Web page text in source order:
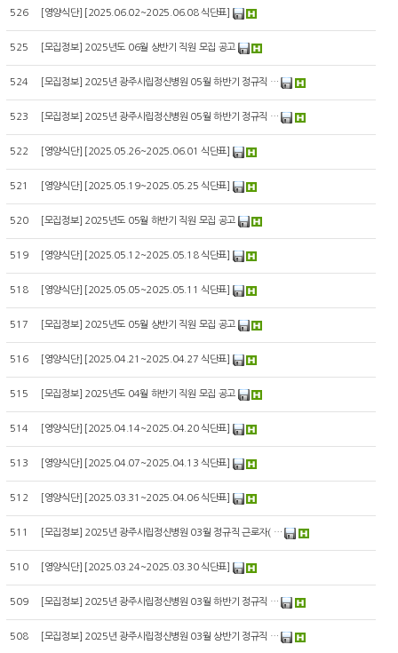
526 영양식단] [2025.06.02~2025.06.08 식단표]
525 모집정보] 2025년도 06월 상반기 직원 모집 공고
524 모집정보] 2025년 광주시립정신병원 05월 하반기 정규직 …
523 모집정보] 2025년 광주시립정신병원 05월 하반기 정규직 …
522 영양식단] [2025.05.26~2025.06.01 식단표]
521 영양식단] [2025.05.19~2025.05.25 식단표]
520 모집정보] 2025년도 05월 하반기 직원 모집 공고
519 영양식단] [2025.05.12~2025.05.18 식단표]
518 영양식단] [2025.05.05~2025.05.11 식단표]
517 모집정보] 2025년도 05월 상반기 직원 모집 공고
516 영양식단] [2025.04.21~2025.04.27 식단표]
515 모집정보] 2025년도 04월 하반기 직원 모집 공고
514 영양식단] [2025.04.14~2025.04.20 식단표]
513 영양식단] [2025.04.07~2025.04.13 식단표]
512 영양식단] [2025.03.31~2025.04.06 식단표]
511 모집정보] 2025년 광주시립정신병원 03월 정규직 근로자( …
510 영양식단] [2025.03.24~2025.03.30 식단표]
509 모집정보] 2025년 광주시립정신병원 03월 하반기 정규직 …
508 모집정보] 2025년 광주시립정신병원 03월 상반기 정규직 …